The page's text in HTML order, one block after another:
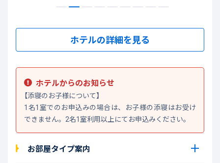
ホテルの詳細を見る
ホテルからのお知らせ
【添寝のお子様について】
1名1室でのお申込みの場合は、お子様の添寝はお受け
できません。2名1室利用以上にてお申込みください。
お部屋タイプ案内